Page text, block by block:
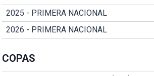
2025 - PRIMERA NACIONAL
2026 - PRIMERA NACIONAL
COPAS